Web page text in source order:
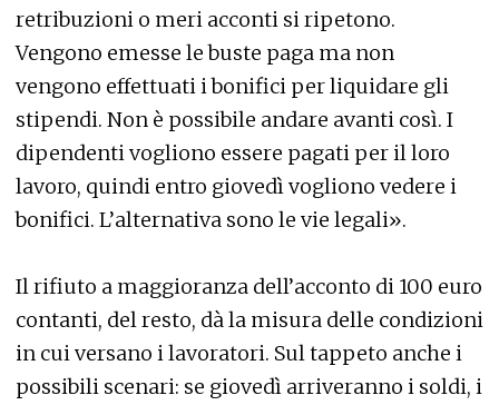
retribuzioni o meri acconti si ripetono.
Vengono emesse le buste paga ma non
vengono effettuati i bonifici per liquidare gli
stipendi. Non è possibile andare avanti così. I
dipendenti vogliono essere pagati per il loro
lavoro, quindi entro giovedì vogliono vedere i
bonifici. L’alternativa sono le vie legali».
Il rifiuto a maggioranza dell’acconto di 100 euro
contanti, del resto, dà la misura delle condizioni
in cui versano i lavoratori. Sul tappeto anche i
possibili scenari: se giovedì arriveranno i soldi, i